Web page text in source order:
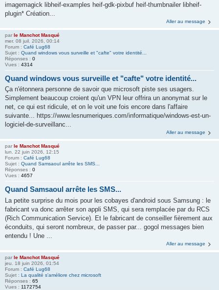
imagemagick libheif-examples heif-gdk-pixbuf heif-thumbnailer libheif-
plugin* Création...
Aller au message
par le Manchot Masqué
mer. 08 juil. 2026, 00:14
Forum : Café Lug68
Sujet : Quand windows vous surveille et "cafte" votre identité...
Réponses : 0
Vues : 4314
Quand windows vous surveille et "cafte" votre identité...
Ça n'étonnera personne de savoir que microsoft piste ses usagers.
Simplement beaucoup croient qu'un VPN leur offrira un anonymat sur le
net, ce qui est ridicule, et on le voit une fois encore dans l'affaire
suivante... https://www.lesnumeriques.com/informatique/windows-est-un-
logiciel-de-surveillanc...
Aller au message
par le Manchot Masqué
lun. 22 juin 2026, 12:15
Forum : Café Lug68
Sujet : Quand Samsaoul arrête les SMS...
Réponses : 0
Vues : 4657
Quand Samsaoul arrête les SMS...
La petite surprise du mois pour les cobayes d'android sous Samsung : le
fabricant va donc arrêter son appli SMS, qui sera remplacée par du RCS
(Rich Communication Service). Et le fabricant de conseiller fièrement aux
éconduits, qui seront nombreux, de passer par... gogol messages bien
entendu ! Une ...
Aller au message
par le Manchot Masqué
jeu. 18 juin 2026, 01:54
Forum : Café Lug68
Sujet : La qualité s'améliore chez microsoft
Réponses : 65
Vues : 1172754